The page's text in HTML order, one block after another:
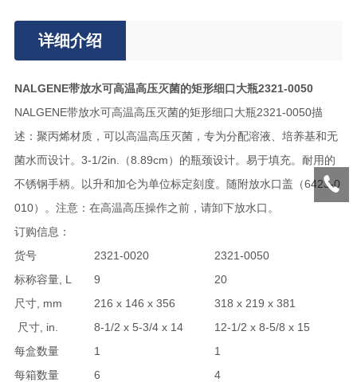
详细介绍
NALGENE带放水可高温高压灭菌的矩形细口大瓶2321-0050
NALGENE带放水可高温高压灭菌的矩形细口大瓶2321-0050描
述：聚丙烯材质，可以高温高压灭菌，专为分配溶液、培养基和无
菌水而设计。3-1/2in.（8.89cm）的瓶颈设计。易于填充。耐用的
不锈钢手柄。以升和加仑为单位标定刻度。随附放水口盖（6423-0
010）。注意：在高温高压操作之前，请卸下放水口。
订购信息：
货号
2321-0020
2321-0050
标称容量, L
9
20
尺寸, mm
216 x 146 x 356
318 x 219 x 381
尺寸, in.
8-1/2 x 5-3/4 x 14
12-1/2 x 8-5/8 x 15
每盒数量
1
1
每箱数量
6 4